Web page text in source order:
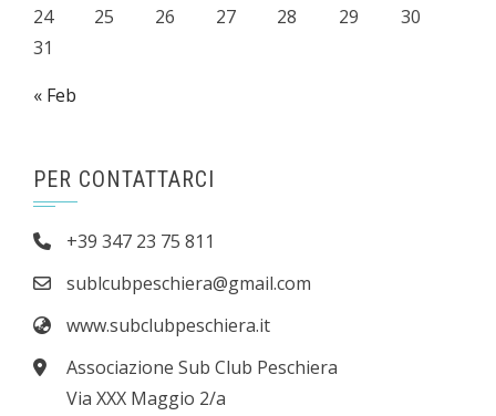
24
25 26 27 28 29
30
31
« Feb
PER CONTATTARCI
+39 347 23 75 811
sublcubpeschiera@gmail.com
www.subclubpeschiera.it
Associazione Sub Club Peschiera
Via XXX Maggio 2/a